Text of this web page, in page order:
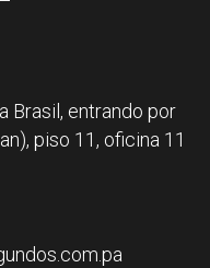
Brasil, entrando por
piso 11, oficina 11